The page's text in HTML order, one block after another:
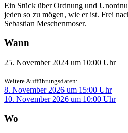
Ein Stück über Ordnung und
jeden so zu mögen, wie er ist. Frei
Sebastian Meschenmoser.
Wann
25. November 2024 um 10:00 Uhr
Weitere Aufführungsdaten:
8. November 2026 um 15:00 Uhr
10. November 2026 um 10:00 Uhr
Wo